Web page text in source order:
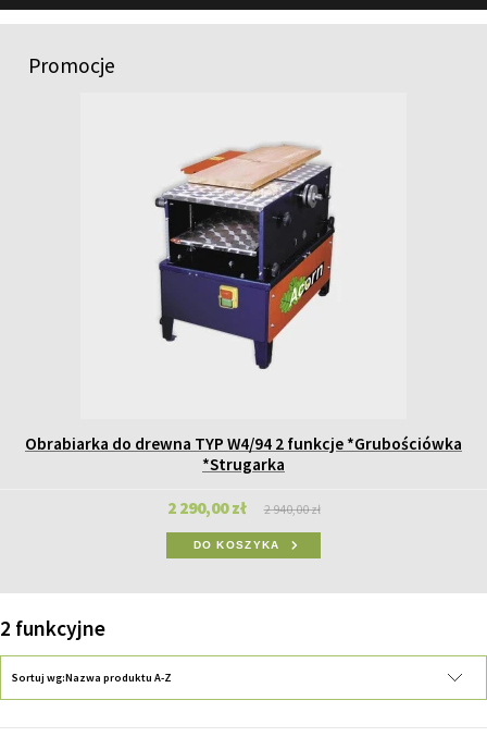
Promocje
Obrabiarka do drewna TYP W4/94 2 funkcje *Grubościówka
*Strugarka
2 290,00 zł 2 940,00 zł
DO KOSZYKA
2 funkcyjne
Sortuj wg:Nazwa produktu A-Z